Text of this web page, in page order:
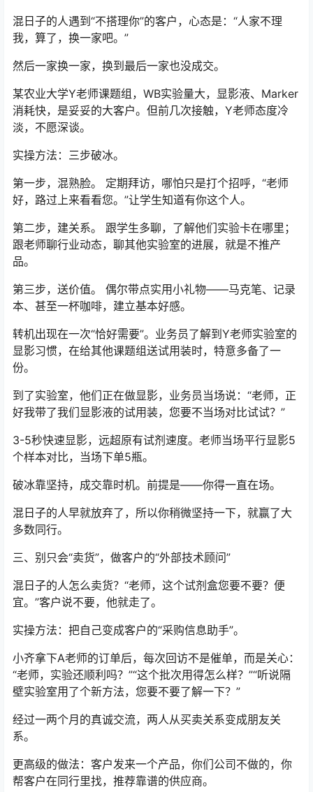
混日子的人遇到“不搭理你”的客户，心态是：“人家不理
我，算了，换一家吧。”
然后一家换一家，换到最后一家也没成交。
某农业大学Y老师课题组，WB实验量大，显影液、Marker
消耗快，是妥妥的大客户。但前几次接触，Y老师态度冷
淡，不愿深谈。
实操方法：三步破冰。
第一步，混熟脸。 定期拜访，哪怕只是打个招呼，“老师
好，路过上来看看您。”让学生知道有你这个人。
第二步，建关系。 跟学生多聊，了解他们实验卡在哪里；
跟老师聊行业动态，聊其他实验室的进展，就是不推产
品。
第三步，送价值。 偶尔带点实用小礼物——马克笔、记录
本、甚至一杯咖啡，建立基本好感。
转机出现在一次“恰好需要”。业务员了解到Y老师实验室的
显影习惯，在给其他课题组送试用装时，特意多备了一
份。
到了实验室，他们正在做显影，业务员当场说：“老师，正
好我带了我们显影液的试用装，您要不当场对比试试？”
3-5秒快速显影，远超原有试剂速度。老师当场平行显影5
个样本对比，当场下单5瓶。
破冰靠坚持，成交靠时机。前提是——你得一直在场。
混日子的人早就放弃了，所以你稍微坚持一下，就赢了大
多数同行。
三、别只会“卖货”，做客户的“外部技术顾问”
混日子的人怎么卖货？“老师，这个试剂盒您要不要？便
宜。”客户说不要，他就走了。
实操方法：把自己变成客户的“采购信息助手”。
小齐拿下A老师的订单后，每次回访不是催单，而是关心：
“老师，实验还顺利吗？”“这个批次用得怎么样？”“听说隔
壁实验室用了个新方法，您要不要了解一下？”
经过一两个月的真诚交流，两人从买卖关系变成朋友关
系。
更高级的做法：客户发来一个产品，你们公司不做的，你
帮客户在同行里找，推荐靠谱的供应商。